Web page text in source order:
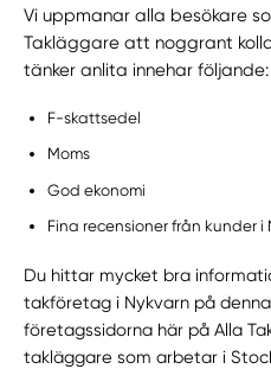
Vi uppmanar alla besökare
Takläggare att noggrant
tänker anlita innehar följande:
F-skattsedel
Moms
God ekonomi
Fina recensioner från kunder i
Du hittar mycket bra
takföretag i Nykvarn på
företagssidorna här på Alla
takläggare som arbetar i